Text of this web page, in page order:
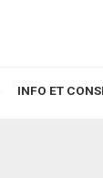
INFO ET